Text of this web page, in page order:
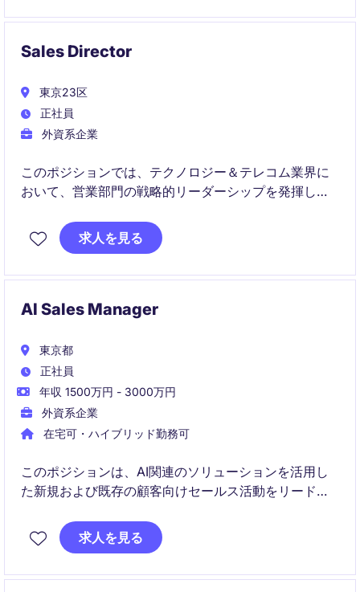
Sales Director
東京23区
正社員
外資系企業
このポジションでは、テクノロジー＆テレコム業界に
おいて、営業部門の戦略的リーダーシップを発揮し、
達成に向けた効果的な戦略の立案と実行が期待されて
います。
求人を見る
AI Sales Manager
東京都
正社員
年収 1500万円 - 3000万円
外資系企業
在宅可・ハイブリッド勤務可
このポジションは、AI関連のソリューションを活用し
た新規および既存の顧客向けセールス活動をリードす
革新的な提案力と成果を重視する方に最適なポジショ
ンです。
求人を見る